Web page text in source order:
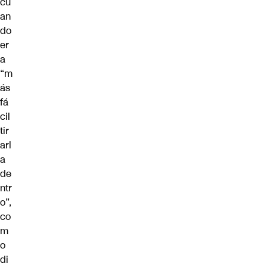
an
do
er
a
“m
ás
fá
cil
tir
arl
a
de
ntr
o”,
co
m
o
di